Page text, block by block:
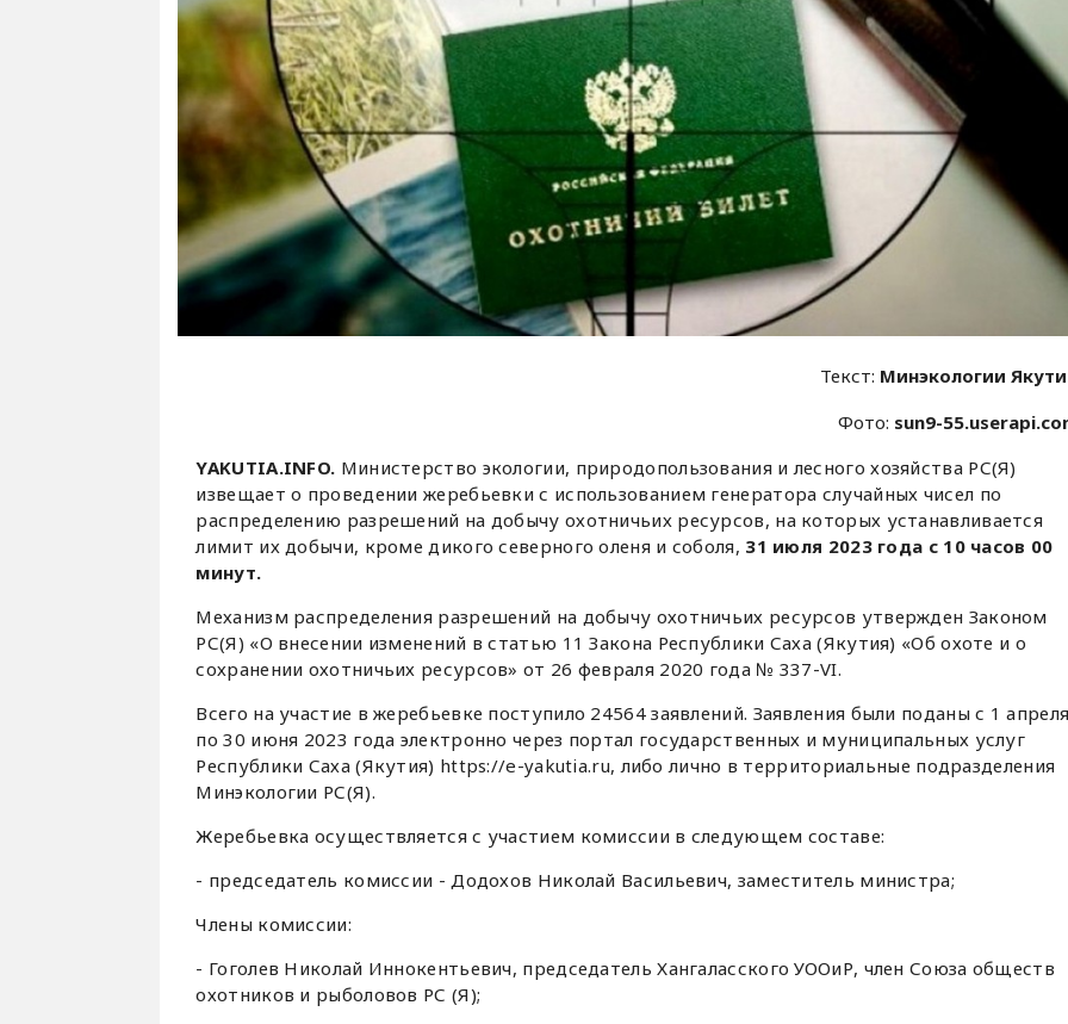
Текст: Минэкологии
Фото: sun9-
YAKUTIA.INFO. Министерство экологии, природопользования и лесного хозяйства РС(Я)
извещает о проведении жеребьевки с использованием генератора случайных чисел по
распределению разрешений на добычу охотничьих ресурсов, на которых устанавливается
лимит их добычи, кроме дикого северного оленя и соболя, 31 июля 2023 года с 10 часов 00
минут.
Механизм распределения разрешений на добычу охотничьих ресурсов утвержден Законом
РС(Я) «О внесении изменений в статью 11 Закона Республики Саха (Якутия) «Об охоте и о
сохранении охотничьих ресурсов» от 26 февраля 2020 года № 337-VI.
Всего на участие в жеребьевке поступило 24564 заявлений. Заявления были поданы с 1
по 30 июня 2023 года электронно через портал государственных и муниципальных услуг
Республики Саха (Якутия) https://e-yakutia.ru, либо лично в территориальные подразделения
Минэкологии РС(Я).
Жеребьевка осуществляется с участием комиссии в следующем составе:
- председатель комиссии - Додохов Николай Васильевич, заместитель министра;
Члены комиссии:
- Гоголев Николай Иннокентьевич, председатель Хангаласского УООиР, член Союза обществ
охотников и рыболовов РС (Я);